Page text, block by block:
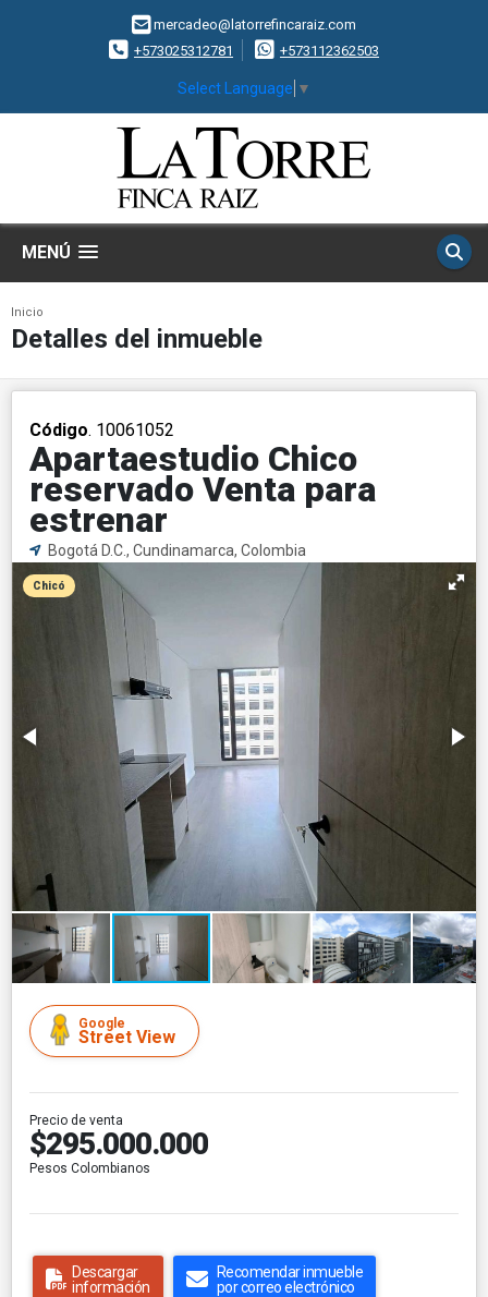
mercadeo@latorrefincaraiz.com
+573025312781
+573112362503
Select Language ▼
MENÚ
Inicio
Detalles del inmueble
Código. 10061052
Apartaestudio Chico
reservado Venta para
estrenar
Bogotá D.C., Cundinamarca, Colombia
Chicó
Google
Street View
Precio de venta
$295.000.000
Pesos Colombianos
Descargar
información
Recomendar inmueble
por correo electrónico